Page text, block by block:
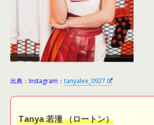
出典：Instagram： tanyalee_0927
Tanya 若潼 （ロートン）